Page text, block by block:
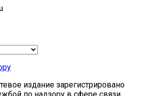
издание зарегистрировано
по надзору в сфере связи,